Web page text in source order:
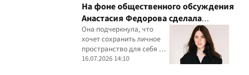
На фоне общественного обсуждения
Анастасия Федорова сделала
публичное заявление
Она подчеркнула, что
хочет сохранить личное
пространство для себя и
своего ребенка
16.07.2026 14:10